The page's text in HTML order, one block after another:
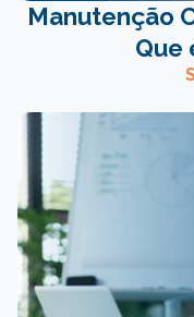
Manutenção
Que